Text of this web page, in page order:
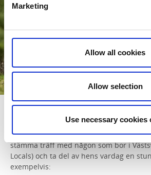
Marketing
Allow all cookies
Allow selection
Use necessary cookies
Cykla genom Västsverige
Meet the Locals är ett initiativ där du
stämma träff med någon som bor i
Locals) och ta del av hens vardag en
exempelvis: